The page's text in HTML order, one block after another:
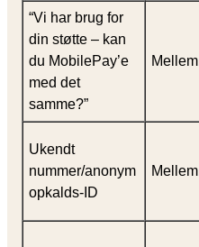
“Vi har brug for
din støtte – kan
du MobilePay’e
med det
samme?”
Mellem
Ukendt
nummer/anonym
opkalds-ID
Mellem